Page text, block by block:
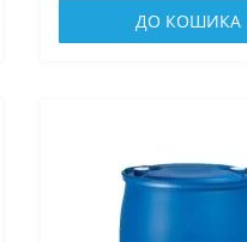
ДО КОШИКА